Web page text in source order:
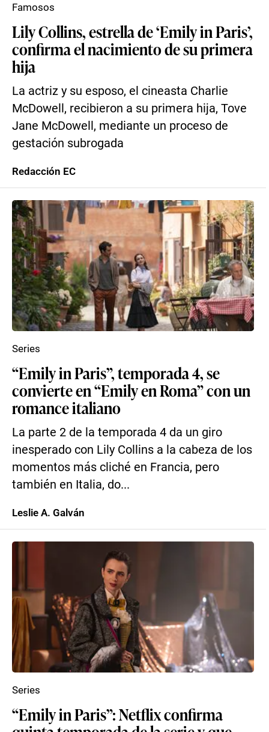
Lily Collins, estrella de ‘Emily in Paris’,
confirma el nacimiento de su primera
hija
La actriz y su esposo, el cineasta Charlie
McDowell, recibieron a su primera hija, Tove
Jane McDowell, mediante un proceso de
gestación subrogada
Famosos
Redacción EC
“Emily in Paris”, temporada 4, se
convierte en “Emily en Roma” con un
romance italiano
La parte 2 de la temporada 4 da un giro
inesperado con Lily Collins a la cabeza de los
momentos más cliché en Francia, pero
también en Italia, do...
Series
Leslie A. Galván
“Emily in Paris”: Netflix confirma
Series